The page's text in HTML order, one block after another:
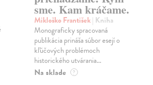
sme. Kam kráčame.
Mikloško František| Kniha
Monograficky spracovaná
publikácia prináša súbor esejí o
kľúčových problémoch
historického utvárania...
Na sklade ?